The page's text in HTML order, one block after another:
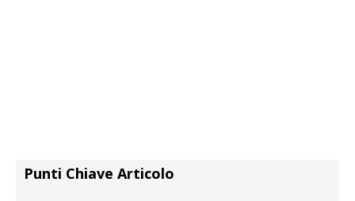
Punti Chiave Articolo